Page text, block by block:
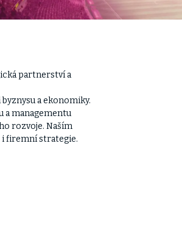
partnerství a
a ekonomiky.
a managementu
rozvoje. Naším
i firemní strategie.